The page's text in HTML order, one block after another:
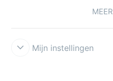
MEER
Mijn instellingen